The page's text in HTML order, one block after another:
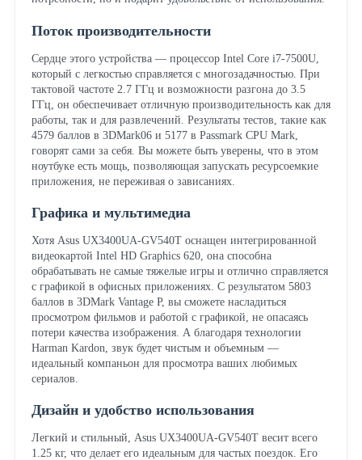
Поток производительности
Сердце этого устройства — процессор Intel Core i7-7500U,
который с легкостью справляется с многозадачностью. При
тактовой частоте 2.7 ГГц и возможности разгона до 3.5
ГГц, он обеспечивает отличную производительность как для
работы, так и для развлечений. Результаты тестов, такие как
4579 баллов в 3DMark06 и 5177 в Passmark CPU Mark,
говорят сами за себя. Вы можете быть уверены, что в этом
ноутбуке есть мощь, позволяющая запускать ресурсоемкие
приложения, не переживая о зависаниях.
Графика и мультимедиа
Хотя Asus UX3400UA-GV540T оснащен интегрированной
видеокартой Intel HD Graphics 620, она способна
обрабатывать не самые тяжелые игры и отлично справляется
с графикой в офисных приложениях. С результатом 5803
баллов в 3DMark Vantage P, вы сможете насладиться
просмотром фильмов и работой с графикой, не опасаясь
потери качества изображения. А благодаря технологии
Harman Kardon, звук будет чистым и объемным —
идеальный компаньон для просмотра ваших любимых
сериалов.
Дизайн и удобство использования
Легкий и стильный, Asus UX3400UA-GV540T весит всего
1.25 кг, что делает его идеальным для частых поездок. Его